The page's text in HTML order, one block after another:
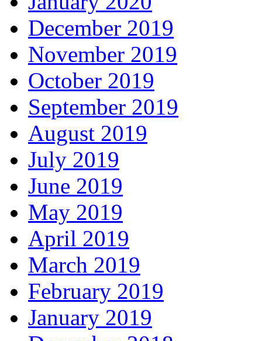
December 2019
November 2019
October 2019
September 2019
August 2019
July 2019
June 2019
May 2019
April 2019
March 2019
February 2019
January 2019